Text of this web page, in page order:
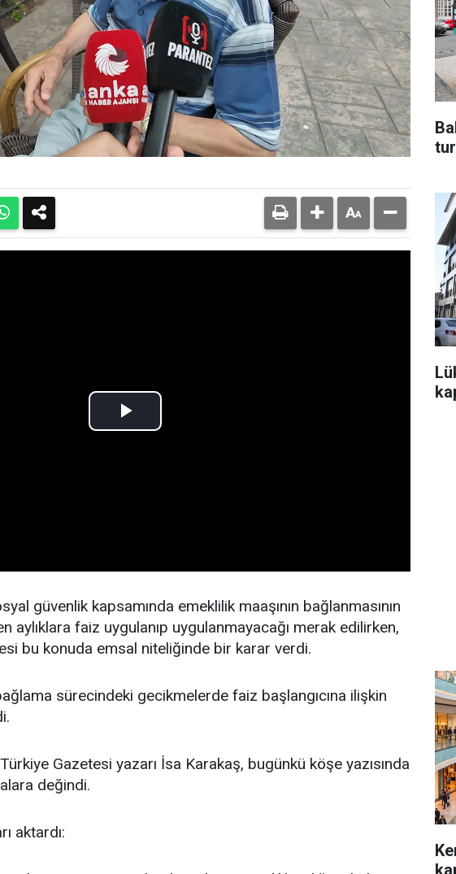
güvenlik kapsamında emeklilik maaşının bağlanmasının
aylıklara faiz uygulanıp uygulanmayacağı merak edilirken,
bu konuda emsal niteliğinde bir karar verdi.
sürecindeki gecikmelerde faiz başlangıcına ilişkin
Gazetesi yazarı İsa Karakaş, bugünkü köşe yazısında
değindi.
aktardı: